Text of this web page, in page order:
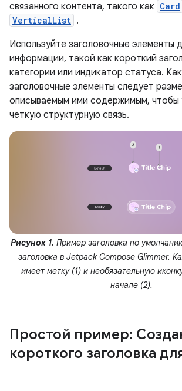
связанного контента, такого как Card
VerticalList .
Используйте заголовочные элементы
информации, такой как короткий
категории или индикатор статуса.
заголовочные элементы следует
описываемым ими содержимым, чтобы
четкую структурную связь.
Рисунок 1. Пример заголовка по
заголовка в Jetpack Compose Glimmer.
имеет метку (1) и необязательную
начале (2).
Простой пример:
короткого заголовка